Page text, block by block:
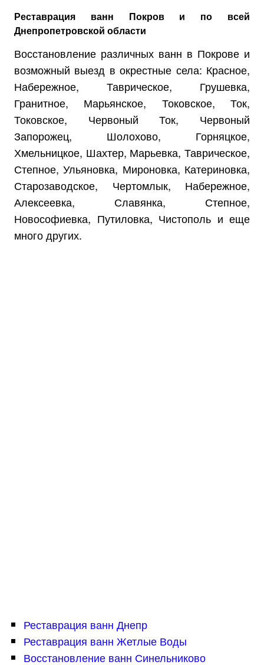
Реставрация ванн Покров и по всей
Днепропетровской области
Восстановление различных ванн в Покрове и
возможный выезд в окрестные села: Красное,
Набережное, Таврическое, Грушевка,
Гранитное, Марьянское, Токовское, Ток,
Токовское, Червоный Ток, Червоный
Запорожец, Шолохово, Горняцкое,
Хмельницкое, Шахтер, Марьевка, Таврическое,
Степное, Ульяновка, Мироновка, Катериновка,
Старозаводское, Чертомлык, Набережное,
Алексеевка, Славянка, Степное,
Новософиевка, Путиловка, Чистополь и еще
много других.
Реставрация ванн Днепр
Реставрация ванн Жетлые Воды
Восстановление ванн Синельниково